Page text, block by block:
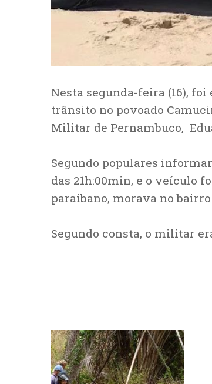
Nesta segunda-feira (16),
trânsito no povoado
Militar de Pernambuco,
Segundo populares
das 21h:00min, e o veículo
paraibano, morava no
Segundo consta, o militar